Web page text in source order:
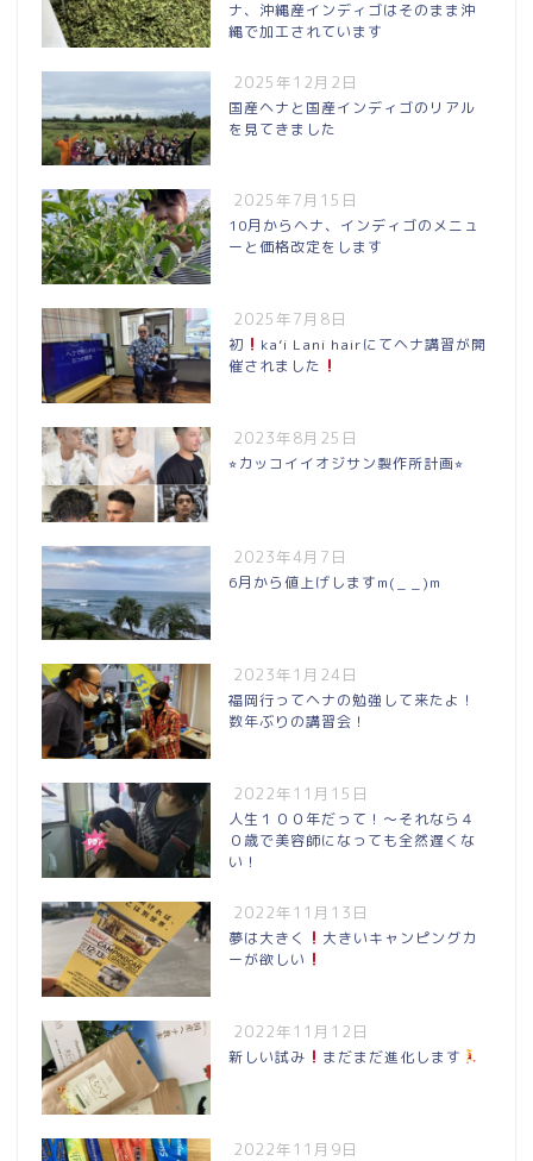
ナ、沖縄産インディゴはそのまま沖
縄で加工されています
2025年12月2日
国産ヘナと国産インディゴのリアル
を見てきました
2025年7月15日
10月からヘナ、インディゴのメニュ
ーと価格改定をします
2025年7月8日
初
ka’i Lani hairにてヘナ講習が開
催されました
2023年8月25日
⭐︎カッコイイオジサン製作所計画⭐︎
2023年4月7日
6月から値上げしますm(_ _)m
2023年1月24日
福岡行ってヘナの勉強して来たよ！
数年ぶりの講習会！
2022年11月15日
人生１００年だって！〜それなら４
０歳で美容師になっても全然遅くな
い！
2022年11月13日
夢は大きく
大きいキャンピングカ
ーが欲しい
2022年11月12日
新しい試み まだまだ進化します
2022年11月9日